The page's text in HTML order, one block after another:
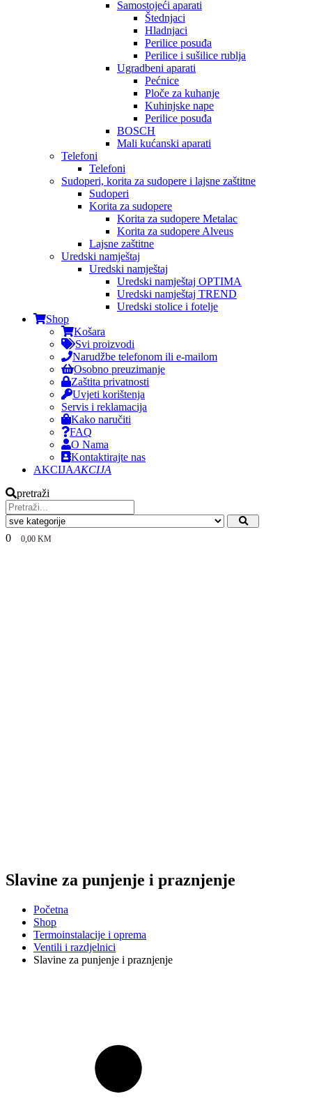
Samostojeći aparati
Štednjaci
Hladnjaci
Perilice posuđa
Perilice i sušilice rublja
Ugradbeni aparati
Pećnice
Ploče za kuhanje
Kuhinjske nape
Perilice posuđa
BOSCH
Mali kućanski aparati
Telefoni
Telefoni
Sudoperi, korita za sudopere i lajsne zaštitne
Sudoperi
Korita za sudopere
Korita za sudopere Metalac
Korita za sudopere Alveus
Lajsne zaštitne
Uredski namještaj
Uredski namještaj
Uredski namještaj OPTIMA
Uredski namještaj TREND
Uredski stolice i fotelje
Shop
Košara
Svi proizvodi
Narudžbe telefonom ili e-mailom
Osobno preuzimanje
Zaštita privatnosti
Uvjeti korištenja
Servis i reklamacija
Kako naručiti
FAQ
O Nama
Kontaktirajte nas
AKCIJAAKCIJA
pretraži
0 0,00 KM
Slavine za punjenje i praznjenje
Početna
Shop
Termoinstalacije i oprema
Ventili i razdjelnici
Slavine za punjenje i praznjenje